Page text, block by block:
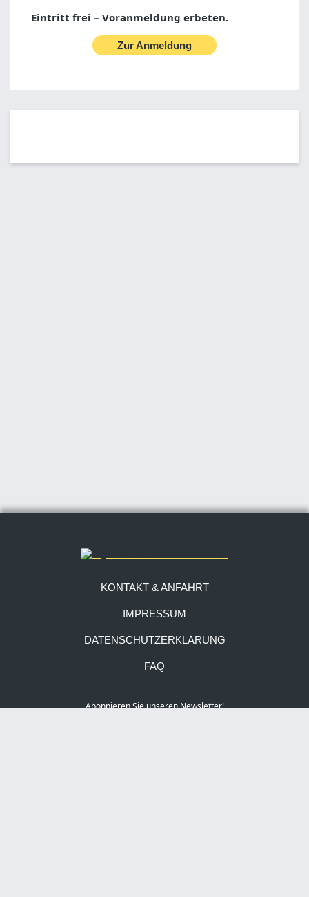
Eintritt frei – Voranmeldung erbeten.
Zur Anmeldung
KONTAKT & ANFAHRT
IMPRESSUM
DATENSCHUTZERKLÄRUNG
FAQ
Abonnieren Sie unseren Newsletter!